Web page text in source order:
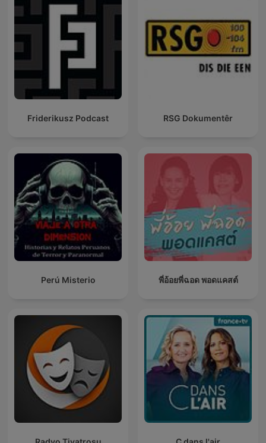
Friderikusz Podcast RSG Dokumentêr
Perú Misterio พี่อ้อยพี่ฉอด พอดแคสต์